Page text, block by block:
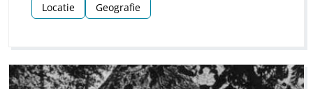
Locatie Geografie